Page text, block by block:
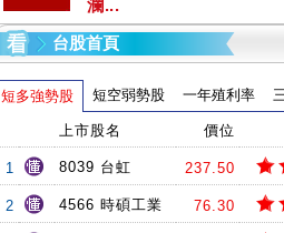
瀾...
台股首頁
短多強勢股 短空弱勢股 一年殖利率
上市股名 價位
1 8039 台虹 237.50
2 4566 時碩工業 76.30